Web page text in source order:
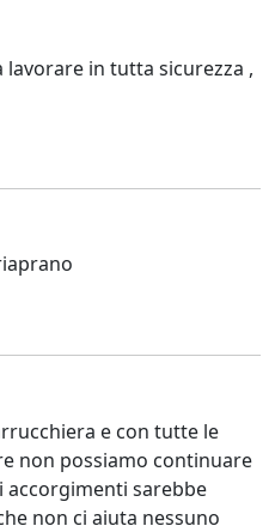
lavorare in tutta sicurezza ,
e con tutte le
non possiamo continuare
accorgimenti sarebbe
non ci aiuta nessuno